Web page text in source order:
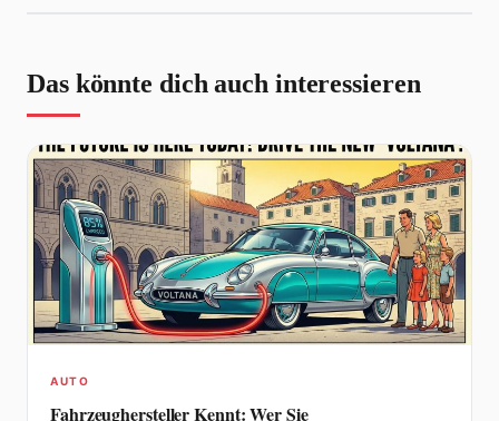
Das könnte dich auch interessieren
AUTO
Fahrzeughersteller Kennt: Wer Sie